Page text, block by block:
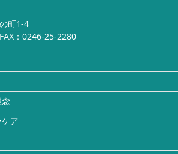
町1-4
：0246-25-2280
ア